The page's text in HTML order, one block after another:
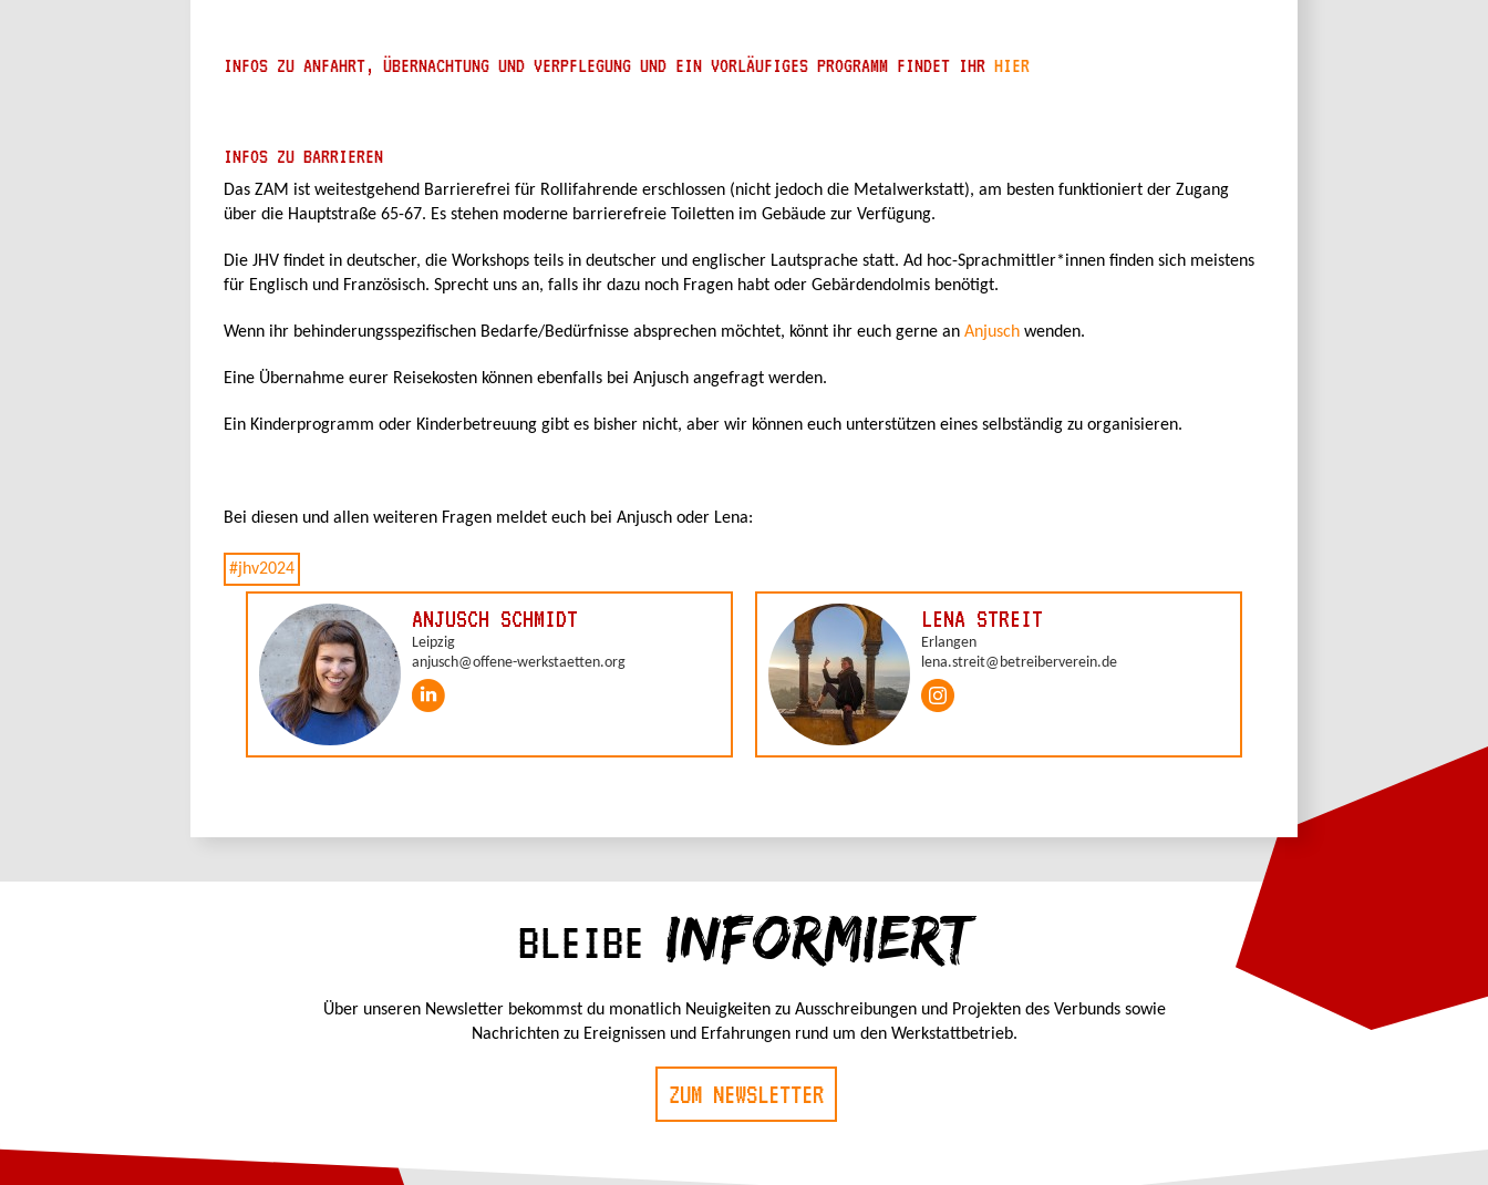
INFOS ZU ANFAHRT, ÜBERNACHTUNG UND VERPFLEGUNG UND EIN VORLÄUFIGES PROGRAMM FINDET IHR HIER
INFOS ZU BARRIEREN
Das ZAM ist weitestgehend Barrierefrei für Rollifahrende erschlossen (nicht jedoch die Metalwerkstatt), am besten funktioniert der Zugang
über die Hauptstraße 65-67. Es stehen moderne barrierefreie Toiletten im Gebäude zur Verfügung.
Die JHV findet in deutscher, die Workshops teils in deutscher und englischer Lautsprache statt. Ad hoc-Sprachmittler*innen finden sich meistens
für Englisch und Französisch. Sprecht uns an, falls ihr dazu noch Fragen habt oder Gebärdendolmis benötigt.
Wenn ihr behinderungsspezifischen Bedarfe/Bedürfnisse absprechen möchtet, könnt ihr euch gerne an Anjusch wenden.
Eine Übernahme eurer Reisekosten können ebenfalls bei Anjusch angefragt werden.
Ein Kinderprogramm oder Kinderbetreuung gibt es bisher nicht, aber wir können euch unterstützen eines selbständig zu organisieren.
Bei diesen und allen weiteren Fragen meldet euch bei Anjusch oder Lena:
BLEIBE INFORMIERT
Über unseren Newsletter bekommst du monatlich Neuigkeiten zu Ausschreibungen und Projekten des Verbunds sowie
Nachrichten zu Ereignissen und Erfahrungen rund um den Werkstattbetrieb.
ZUM NEWSLETTER